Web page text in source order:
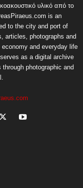
υλικό από το
is an
to the city and port of
articles, photographs and
and everyday life
as a digital archive
photographic and